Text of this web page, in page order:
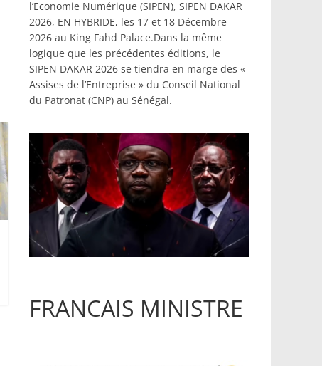
l’Economie Numérique (SIPEN), SIPEN DAKAR
2026, EN HYBRIDE, les 17 et 18 Décembre
2026 au King Fahd Palace.Dans la même
logique que les précédentes éditions, le
SIPEN DAKAR 2026 se tiendra en marge des «
Assises de l’Entreprise » du Conseil National
du Patronat (CNP) au Sénégal.
FRANCAIS MINISTRE